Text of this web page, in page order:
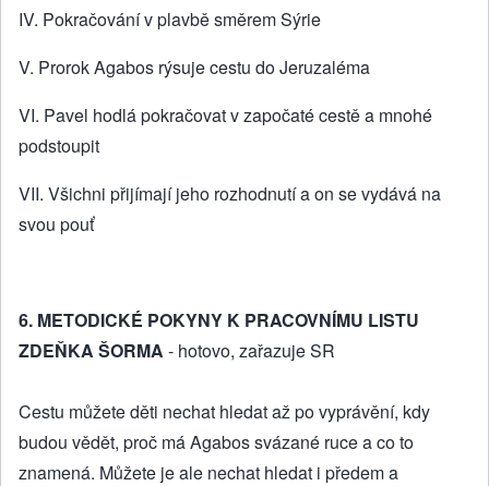
IV. Pokračování v plavbě směrem Sýrie
V. Prorok Agabos rýsuje cestu do Jeruzaléma
VI. Pavel hodlá pokračovat v započaté cestě a mnohé
podstoupit
VII. Všichni přijímají jeho rozhodnutí a on se vydává na
svou pouť
6. METODICKÉ POKYNY K PRACOVNÍMU LISTU
ZDEŇKA ŠORMA - hotovo, zařazuje SR
Cestu můžete děti nechat hledat až po vyprávění, kdy
budou vědět, proč má Agabos svázané ruce a co to
znamená. Můžete je ale nechat hledat i předem a